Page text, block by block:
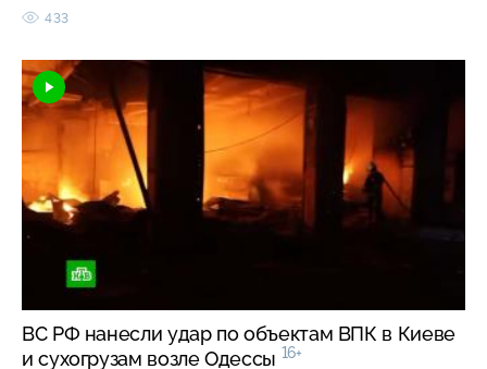
433
ВС РФ нанесли удар по объектам ВПК в Киеве
и сухогрузам возле Одессы 16+